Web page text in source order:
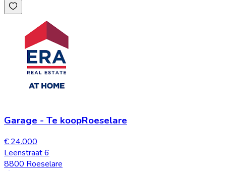
Garage - Te koopRoeselare
€ 24.000
Leenstraat 6
8800 Roeselare